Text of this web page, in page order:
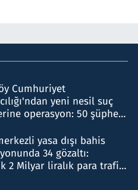
Cumhuriyet
yeni nesil suç
operasyon: 50 şüpheli
yasa dışı bahis
34 gözaltı:
2 Milyar liralık para trafiği